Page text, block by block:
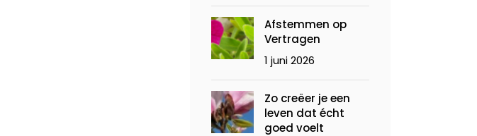
Afstemmen op
Vertragen
1 juni 2026
Zo creëer je een
leven dat écht
goed voelt